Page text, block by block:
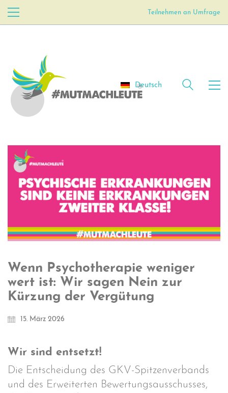
Teilnehmen an Umfrage
Deutsch
Wenn Psychotherapie weniger
wert ist: Wir sagen Nein zur
Kürzung der Vergütung
15. März 2026
Wir sind entsetzt!
Die Entscheidung des GKV-Spitzenverbands
und des Erweiterten Bewertungsausschusses,